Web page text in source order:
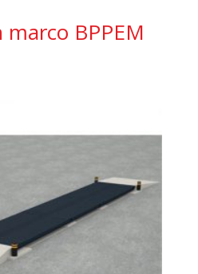
marco BPPEM